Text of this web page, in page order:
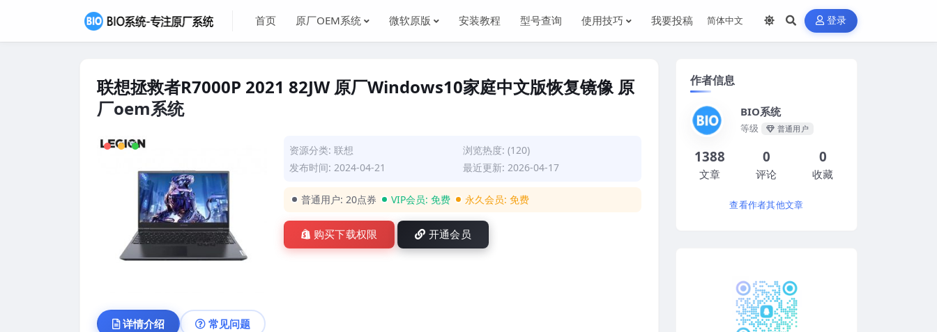
首页 原厂OEM系统 微软原版 安装教程 型号查询 使用技巧 我要投稿 登录
联想拯救者R7000P 2021 82JW 原厂Windows10家庭中文版恢复镜像 原
厂oem系统
资源分类:联想
浏览热度: (120)
发布时间: 2024-04-21
最近更新: 2026-04-17
普通用户:20点券 VIP会员:免费 永久会员:免费
购买下载权限 开通会员
详情介绍 常见问题
作者信息
BIO系统
等级 普通用户
1388
文章
0
评论
0
收藏
查看作者其他文章